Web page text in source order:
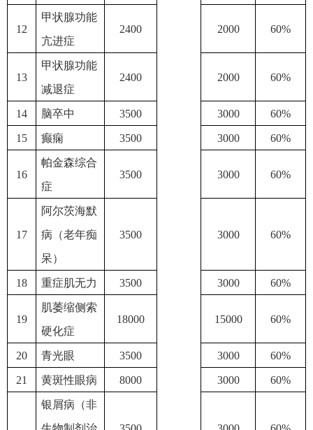
12
甲状腺功能
亢进症
2400 2000 60%
13
甲状腺功能
减退症
2400 2000 60%
14 脑卒中 3500 3000 60%
15 癫痫 3500 3000 60%
16
帕金森综合
症
3500 3000 60%
17
阿尔茨海默
病（老年痴
呆）
3500 3000 60%
18 重症肌无力 3500 3000 60%
19
肌萎缩侧索
硬化症
18000 15000 60%
20 青光眼 3500 3000 60%
21 黄斑性眼病 8000 3000 60%
银屑病（非